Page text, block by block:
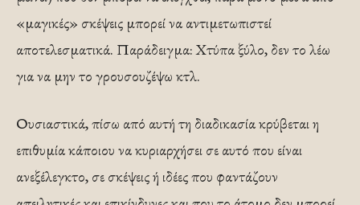
«μαγικές» σκέψεις μπορεί να αντιμετωπιστεί
αποτελεσματικά. Παράδειγμα: Χτύπα ξύλο, δεν το λέω
για να μην το γρουσουζέψω κτλ.
Ουσιαστικά, πίσω από αυτή τη διαδικασία κρύβεται η
επιθυμία κάποιου να κυριαρχήσει σε αυτό που είναι
ανεξέλεγκτο, σε σκέψεις ή ιδέες που φαντάζουν